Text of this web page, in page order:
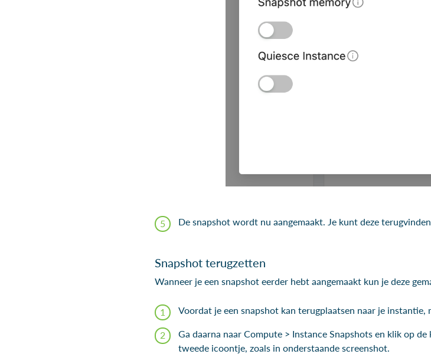
De snapshot wordt nu aangemaakt. Je kunt deze
Snapshot terugzetten
Wanneer je een snapshot eerder hebt aangemaakt kun je deze
Voordat je een snapshot kan terugplaatsen naar je
Ga daarna naar Compute > Instance Snapshots en klik op
tweede icoontje, zoals in onderstaande screenshot.